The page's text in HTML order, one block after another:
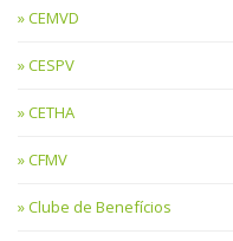
CEMVD
CESPV
CETHA
CFMV
Clube de Benefícios